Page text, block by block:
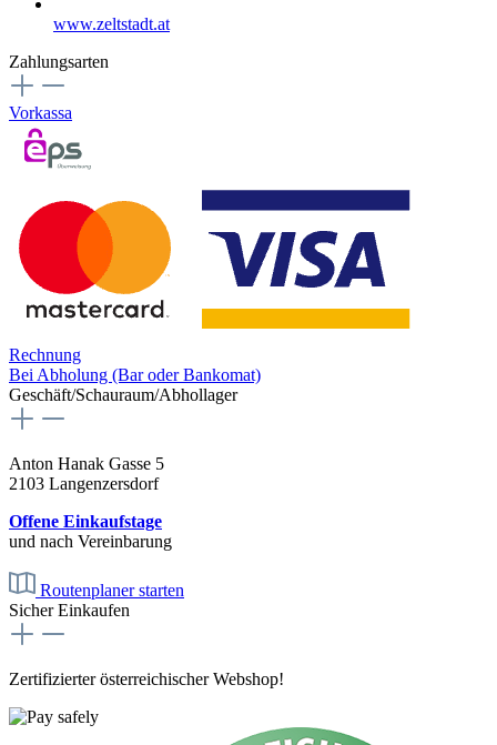
www.zeltstadt.at
Zahlungsarten
Vorkassa
Rechnung
Bei Abholung (Bar oder Bankomat)
Geschäft/Schauraum/Abhollager
Anton Hanak Gasse 5
2103 Langenzersdorf
Offene Einkaufstage
und nach Vereinbarung
Routenplaner starten
Sicher Einkaufen
Zertifizierter österreichischer Webshop!